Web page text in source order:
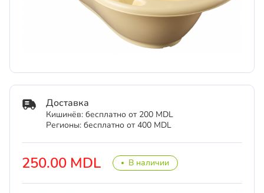
250.00 MDL В наличии
Доставка
Кишинёв: бесплатно от 200 MDL
Регионы: бесплатно от 400 MDL